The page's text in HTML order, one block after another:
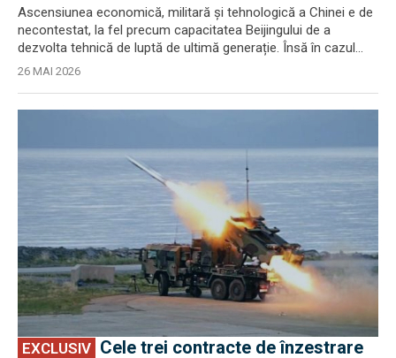
Ascensiunea economică, militară și tehnologică a Chinei e de
necontestat, la fel precum capacitatea Beijingului de a
dezvolta tehnică de luptă de ultimă generație. Însă în cazul...
26 MAI 2026
EXCLUSIV